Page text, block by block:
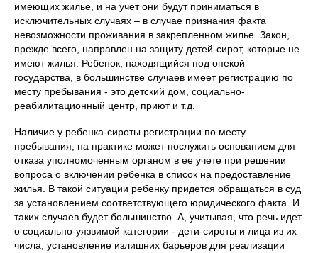
имеющих жилье, и на учет они будут приниматься в
исключительных случаях – в случае признания факта
невозможности проживания в закрепленном жилье. Закон,
прежде всего, направлен на защиту детей-сирот, которые не
имеют жилья. Ребенок, находящийся под опекой
государства, в большинстве случаев имеет регистрацию по
месту пребывания - это детский дом, социально-
реабилитационный центр, приют и т.д.
Наличие у ребенка-сироты регистрации по месту
пребывания, на практике может послужить основанием для
отказа уполномоченным органом в ее учете при решении
вопроса о включении ребенка в список на предоставление
жилья. В такой ситуации ребенку придется обращаться в суд
за установлением соответствующего юридического факта. И
таких случаев будет большинство. А, учитывая, что речь идет
о социально-уязвимой категории - дети-сироты и лица из их
числа, установление излишних барьеров для реализации